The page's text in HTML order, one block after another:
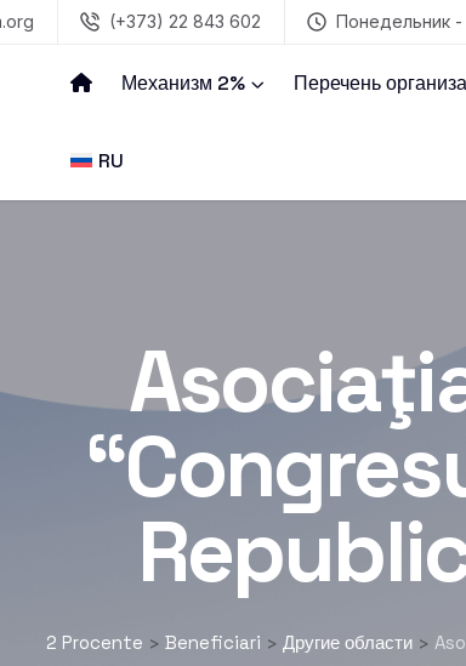
(+373) 22 843 602 Понедельник -
Механизм 2% Перечень
RU
2 Procente > Beneficiari > Другие области>